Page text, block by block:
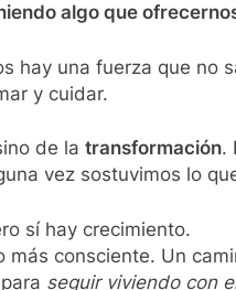
algo que
hay una fuerza que no
y cuidar.
de la transformación.
vez sostuvimos lo
sí hay crecimiento.
más consciente. Un
seguir viviendo con